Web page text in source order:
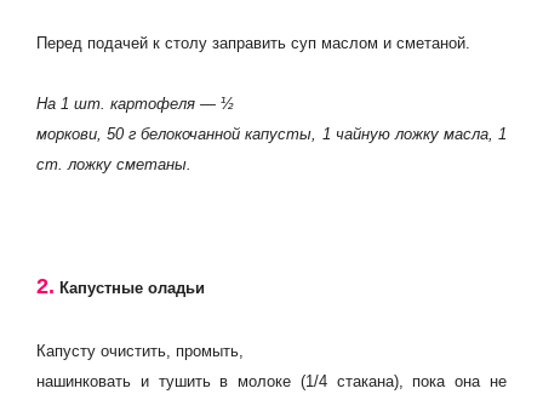
Перед подачей к столу заправить суп маслом и сметаной.
На 1 шт. картофеля — ½
моркови, 50 г белокочанной капусты, 1 чайную ложку масла, 1
ст. ложку сметаны.
2. Капустные оладьи
Капусту очистить, промыть,
нашинковать и тушить в молоке (1/4 стакана), пока она не